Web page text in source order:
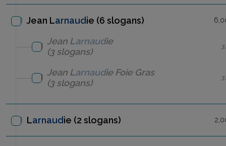
Jean Larnaudie (6 slogans)
Jean Larnaudie
(3 slogans)
Jean Larnaudie Foie Gras
(3 slogans)
Larnaudie (2 slogans)